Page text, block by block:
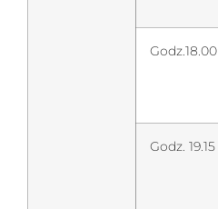
Godz.18.00
Godz. 19.15